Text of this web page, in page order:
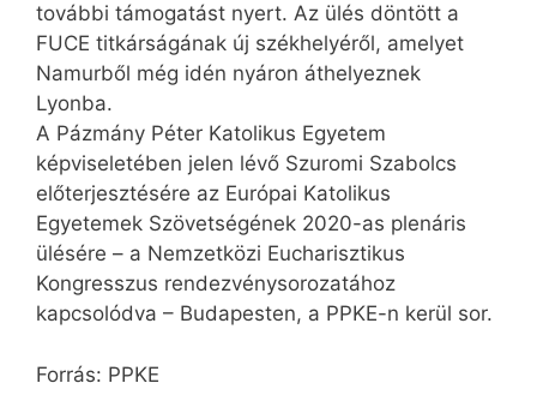
további támogatást nyert. Az ülés döntött a
FUCE titkárságának új székhelyéről, amelyet
Namurből még idén nyáron áthelyeznek
Lyonba.
A Pázmány Péter Katolikus Egyetem
képviseletében jelen lévő Szuromi Szabolcs
előterjesztésére az Európai Katolikus
Egyetemek Szövetségének 2020-as plenáris
ülésére – a Nemzetközi Eucharisztikus
Kongresszus rendezvénysorozatához
kapcsolódva – Budapesten, a PPKE-n kerül sor.
Forrás: PPKE